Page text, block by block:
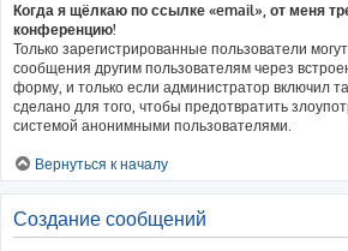
Когда я щёлкаю по ссылке «email», от меня
конференцию!
Только зарегистрированные пользователи
сообщения другим пользователям через
форму, и только если администратор включил
сделано для того, чтобы предотвратить
системой анонимными пользователями.
Вернуться к началу
Создание сообщений